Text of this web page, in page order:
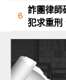
6
詐團律師
犯求重刑